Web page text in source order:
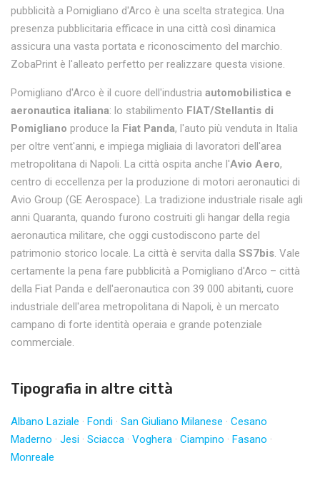
pubblicità a Pomigliano d'Arco è una scelta strategica. Una
presenza pubblicitaria efficace in una città così dinamica
assicura una vasta portata e riconoscimento del marchio.
ZobaPrint è l'alleato perfetto per realizzare questa visione.
Pomigliano d'Arco è il cuore dell'industria automobilistica e
aeronautica italiana: lo stabilimento FIAT/Stellantis di
Pomigliano produce la Fiat Panda, l'auto più venduta in Italia
per oltre vent'anni, e impiega migliaia di lavoratori dell'area
metropolitana di Napoli. La città ospita anche l'Avio Aero,
centro di eccellenza per la produzione di motori aeronautici di
Avio Group (GE Aerospace). La tradizione industriale risale agli
anni Quaranta, quando furono costruiti gli hangar della regia
aeronautica militare, che oggi custodiscono parte del
patrimonio storico locale. La città è servita dalla SS7bis. Vale
certamente la pena fare pubblicità a Pomigliano d'Arco – città
della Fiat Panda e dell'aeronautica con 39 000 abitanti, cuore
industriale dell'area metropolitana di Napoli, è un mercato
campano di forte identità operaia e grande potenziale
commerciale.
Tipografia in altre città
Albano Laziale · Fondi · San Giuliano Milanese · Cesano
Maderno · Jesi · Sciacca · Voghera · Ciampino · Fasano ·
Monreale